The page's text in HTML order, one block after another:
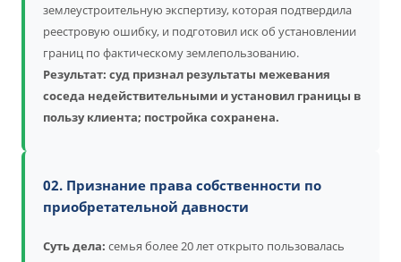
землеустроительную экспертизу, которая подтвердила
реестровую ошибку, и подготовил иск об установлении
границ по фактическому землепользованию.
Результат: суд признал результаты межевания
соседа недействительными и установил границы в
пользу клиента; постройка сохранена.
02. Признание права собственности по
приобретательной давности
Суть дела: семья более 20 лет открыто пользовалась